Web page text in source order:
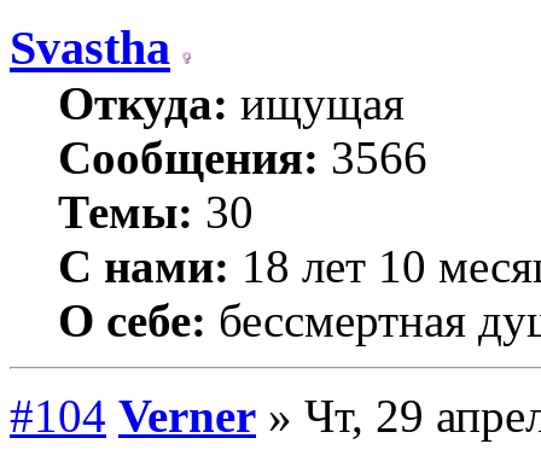
Svastha
Откуда: ищущая
Сообщения: 3566
Темы: 30
С нами: 18 лет 10
О себе: бессмертная
#104 Verner » Чт, 29